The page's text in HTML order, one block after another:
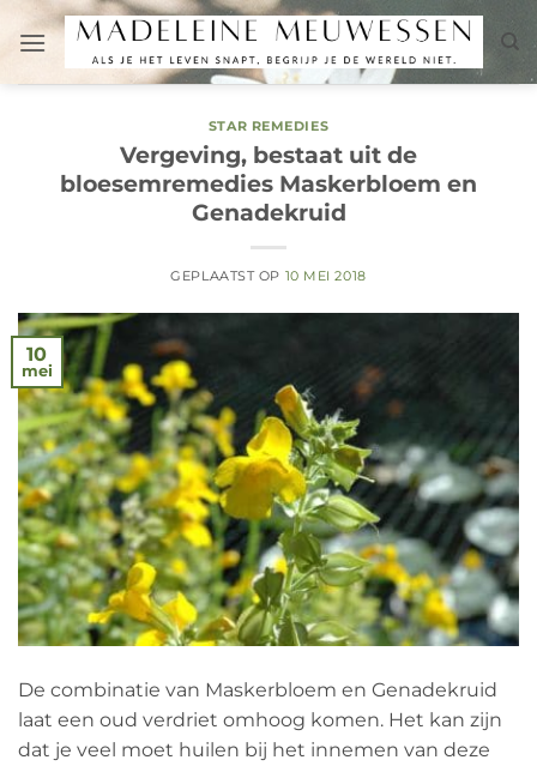
naar
inhoud
STAR REMEDIES
Vergeving, bestaat uit de
bloesemremedies Maskerbloem en
Genadekruid
GEPLAATST OP 10 MEI 2018
10
mei
De combinatie van Maskerbloem en Genadekruid
laat een oud verdriet omhoog komen. Het kan zijn
dat je veel moet huilen bij het innemen van deze